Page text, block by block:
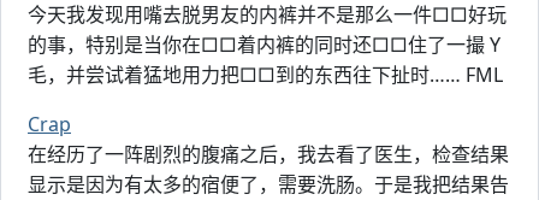
今天我发现用嘴去脱男友的内裤并不是那么一件□□好玩
的事，特别是当你在□□着内裤的同时还□□住了一撮 Y
毛，并尝试着猛地用力把□□到的东西往下扯时…… FML
Crap
在经历了一阵剧烈的腹痛之后，我去看了医生，检查结果
显示是因为有太多的宿便了，需要洗肠。于是我把结果告